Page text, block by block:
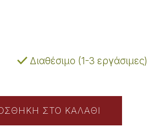
Διαθέσιμο (1-3 εργάσιμες)